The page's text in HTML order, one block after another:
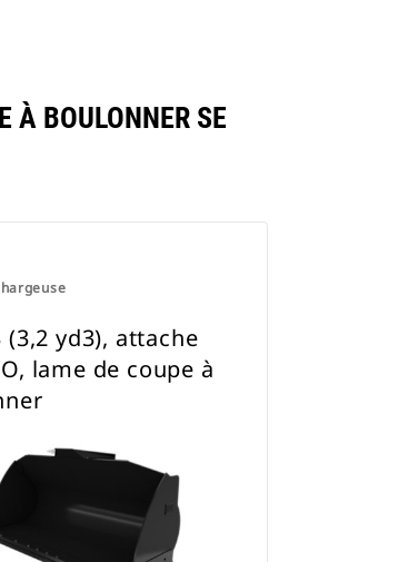
À BOULONNER SE
(3,2 yd3), attache
lame de coupe à